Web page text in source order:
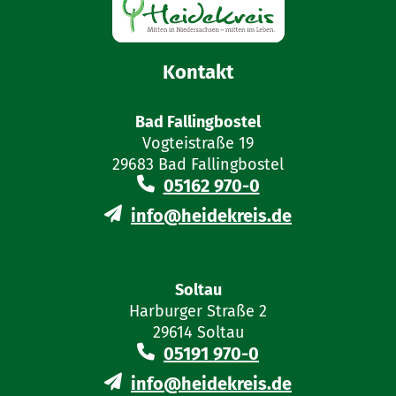
Kontakt
Bad Fallingbostel
Vogteistraße 19
29683 Bad Fallingbostel
05162 970-0
info@heidekreis.de
Soltau
Harburger Straße 2
29614 Soltau
05191 970-0
info@heidekreis.de